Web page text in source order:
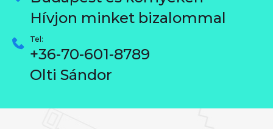
Hívjon minket bizalommal
Tel:
+36-70-601-8789
Olti Sándor